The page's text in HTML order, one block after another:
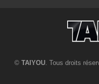
© TAIYOU. Tous droits